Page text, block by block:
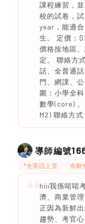
課程練習，
校的試卷，
year，能適
生。 定價：
價格按地區
定。 聯絡方
話、全普通
門、網課、
圍：小學全
數學(core)
M2) 聯絡方式
導師編號
*全英語上堂 有耐
hiii我係啱啱
濟、商業管
正因為新鮮
趨勢、考官